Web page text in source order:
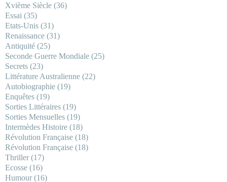
Xvième Siècle (36)
Essai (35)
Etats-Unis (31)
Renaissance (31)
Antiquité (25)
Seconde Guerre Mondiale (25)
Secrets (23)
Littérature Australienne (22)
Autobiographie (19)
Enquêtes (19)
Sorties Littéraires (19)
Sorties Mensuelles (19)
Intermèdes Histoire (18)
Révolution Française (18)
Révolution Française (18)
Thriller(17)
Ecosse (16)
Humour(16)